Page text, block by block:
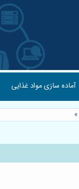
آماده سازی مواد غذایی
»